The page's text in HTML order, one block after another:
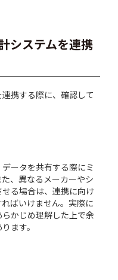
システムを連携
携する際に、確認して
ータを共有する際にミ
、異なるメーカーやシ
る場合は、連携に向け
ばいけません。実際に
かじめ理解した上で余
ます。